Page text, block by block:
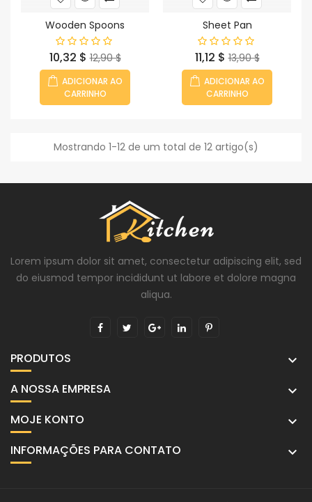
Wooden Spoons
Preço
10,32 $ Preço
normal
12,90 $
ADICIONAR AO
CARRINHO
Sheet Pan
Preço
11,12 $ Preço
normal
13,90 $
ADICIONAR AO
CARRINHO
Mostrando 1-12 de um total de 12 artigo(s)
Lorem ipsum dolor sit amet, consectetur adipiscing elit, sed
do eiusmod tempor incididunt ut labore et dolore magna
aliqua.
PRODUTOS 
A NOSSA EMPRESA 
MOJE KONTO 
INFORMAÇÕES PARA CONTATO 